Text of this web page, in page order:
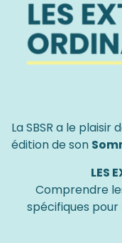
La SBSR a le
édition de son
LES
Comprendre
spécifiques